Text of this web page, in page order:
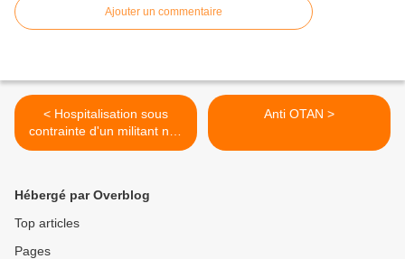
Ajouter un commentaire
< Hospitalisation sous
contrainte d'un militant non
violent
Anti OTAN >
Hébergé par Overblog
Top articles
Pages